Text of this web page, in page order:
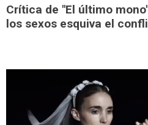
Crítica de "El último
los sexos esquiva el